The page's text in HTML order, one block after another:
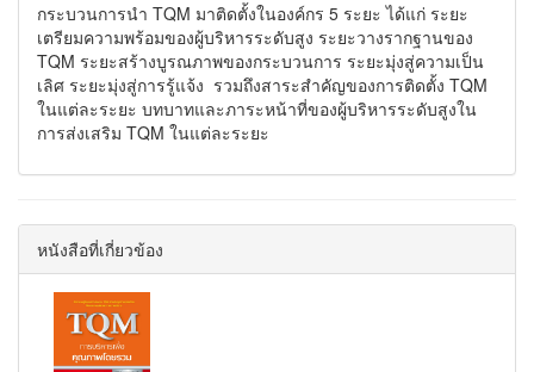
กระบวนการนำ TQM มาติดตั้งในองค์กร 5 ระยะ ได้แก่ ระยะ
เตรียมความพร้อมของผู้บริหารระดับสูง ระยะวางรากฐานของ
TQM ระยะสร้างบูรณภาพของกระบวนการ ระยะมุ่งสู่ความเป็น
เลิศ ระยะมุ่งสู่การรู้แจ้ง รวมถึงสาระสำคัญของการติดตั้ง TQM
ในแต่ละระยะ บทบาทและภาระหน้าที่ของผู้บริหารระดับสูงใน
การส่งเสริม TQM ในแต่ละระยะ
หนังสือที่เกี่ยวข้อง